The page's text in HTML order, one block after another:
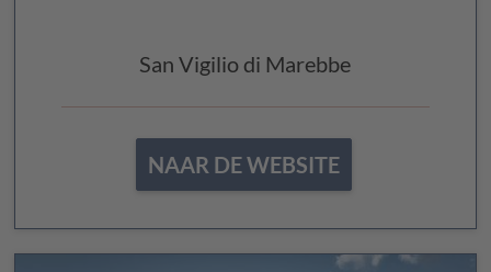
San Vigilio di Marebbe
NAAR DE WEBSITE